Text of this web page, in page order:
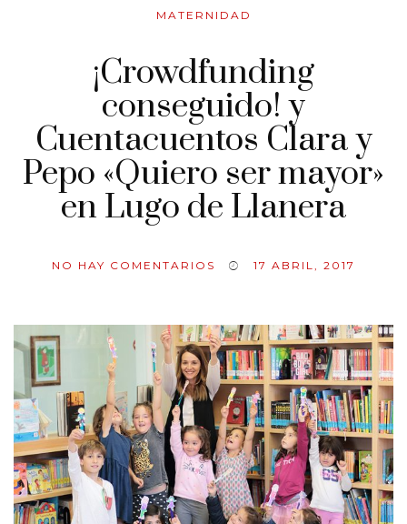
MATERNIDAD
¡Crowdfunding
conseguido! y
Cuentacuentos Clara y
Pepo «Quiero ser mayor»
en Lugo de Llanera
NO HAY COMENTARIOS 17 ABRIL, 2017